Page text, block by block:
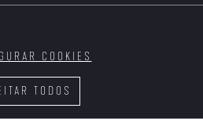
TODOS
COOKIES